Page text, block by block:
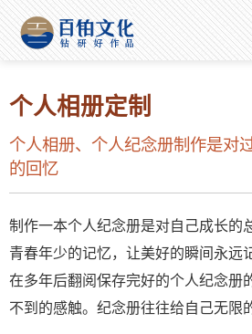
个人相册定制
个人相册、个人纪念册制作是对
的回忆
制作一本个人纪念册是对自己成长的
青春年少的记忆，让美好的瞬间永远
在多年后翻阅保存完好的个人纪念册
不到的感触。纪念册往往给自己无限